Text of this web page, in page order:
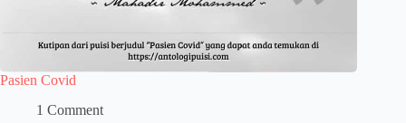
Pasien Covid
1 Comment